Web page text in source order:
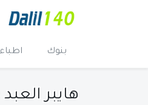
بنوك اطباء
هايبر العبد